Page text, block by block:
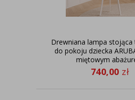
Drewniana lampa stojąca
do pokoju dziecka
miętowym
740,00 zł